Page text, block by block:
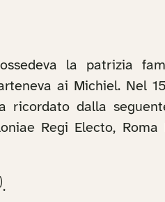
la patrizia
ai Michiel. Nel
dalla
Regi Electo,
.